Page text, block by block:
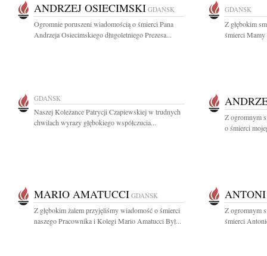
ANDRZEJ OSIECIMSKI GDAŃSK
Ogromnie poruszeni wiadomością o śmierci Pana
Andrzeja Osiecimskiego długoletniego Prezesa...
GDAŃSK
Z głębokim
śmierci Mamy
GDAŃSK
Naszej Koleżance Patrycji Czapiewskiej w trudnych
chwilach wyrazy głębokiego współczucia...
Z ogromnym
o śmierci
MARIO AMATUCCI GDAŃSK
Z głębokim żalem przyjęliśmy wiadomość o śmierci
naszego Pracownika i Kolegi Mario Amatucci Był...
Z ogromnym
śmierci